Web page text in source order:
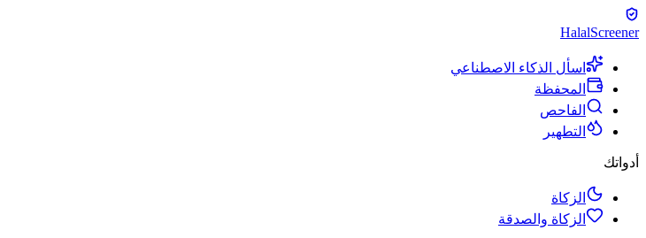
HalalScreener
اسأل الذكاء الاصطناعي
المحفظة
الفاحص
التطهير
أدواتك
الزكاة
الزكاة والصدقة